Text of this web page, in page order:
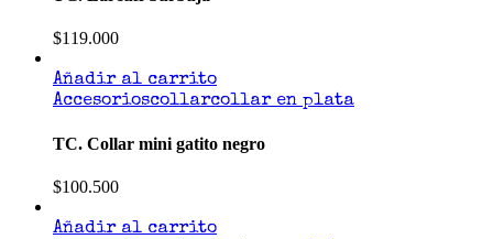
$119.000
Añadir al carrito
Accesorioscollarcollar en plata
TC. Collar mini gatito negro
$100.500
Añadir al carrito